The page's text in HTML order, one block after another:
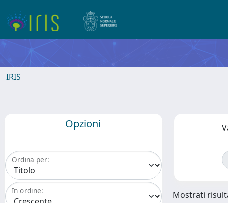
IRIS
Opzioni
Ordina per:
In ordine: Mostrati